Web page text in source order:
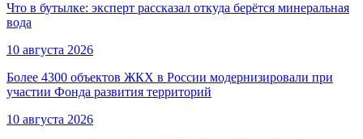
Что в бутылке: эксперт рассказал откуда берётся минеральная
вода
10 августа 2026
Более 4300 объектов ЖКХ в России модернизировали при
участии Фонда развития территорий
10 августа 2026